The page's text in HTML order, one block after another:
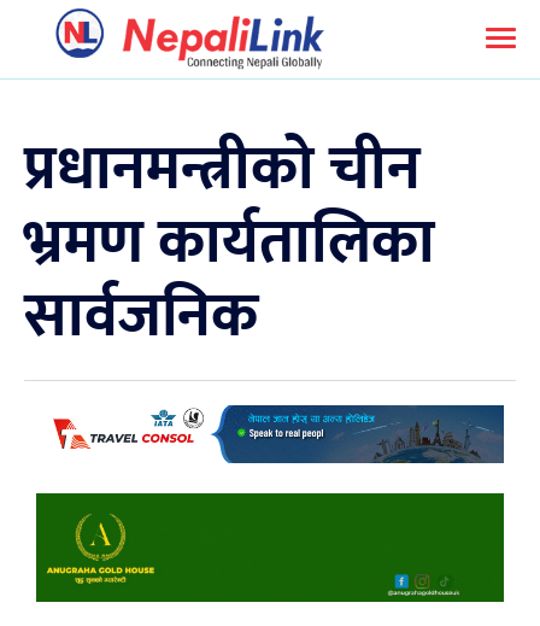
प्रधानमन्त्रीको चीन
भ्रमण कार्यतालिका
सार्वजनिक